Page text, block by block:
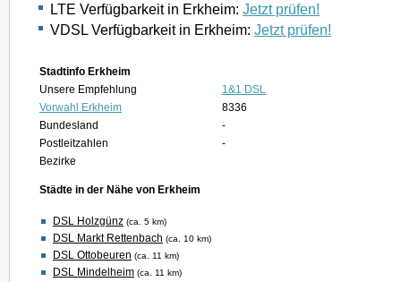
LTE Verfügbarkeit in Erkheim: Jetzt prüfen!
VDSL Verfügbarkeit in Erkheim: Jetzt prüfen!
Stadtinfo Erkheim
Unsere Empfehlung
1&1 DSL
Vorwahl Erkheim
8336
Bundesland
-
Postleitzahlen
-
Bezirke
Städte in der Nähe von Erkheim
DSL Holzgünz (ca. 5 km)
DSL Markt Rettenbach (ca. 10 km)
DSL Ottobeuren (ca. 11 km)
DSL Mindelheim (ca. 11 km)